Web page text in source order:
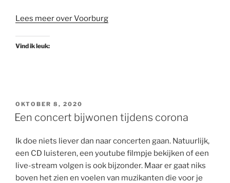
Lees meer over Voorburg
Vind ik leuk:
GEPLAATST
OP
OKTOBER 8, 2020
Een concert bijwonen tijdens corona
Ik doe niets liever dan naar concerten gaan. Natuurlijk,
een CD luisteren, een youtube filmpje bekijken of een
live-stream volgen is ook bijzonder. Maar er gaat niks
boven het zien en voelen van muzikanten die voor je